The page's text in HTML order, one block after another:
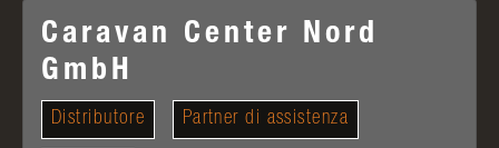
Caravan Center Nord
GmbH
Distributore Partner di assistenza